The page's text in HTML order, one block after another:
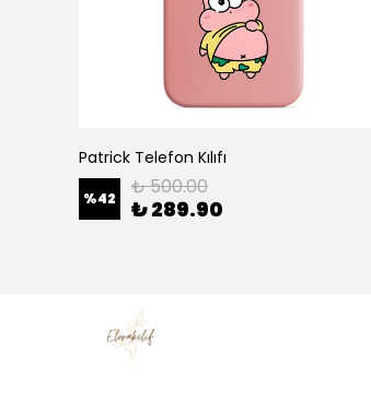
Patrick Telefon Kılıfı
%42 ₺ 500.00
₺ 289.90